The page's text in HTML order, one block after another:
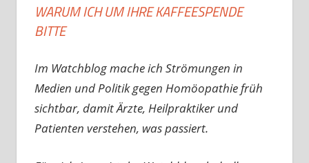
WARUM ICH UM IHRE KAFFEESPENDE
BITTE
Im Watchblog mache ich Strömungen in
Medien und Politik gegen Homöopathie früh
sichtbar, damit Ärzte, Heilpraktiker und
Patienten verstehen, was passiert.